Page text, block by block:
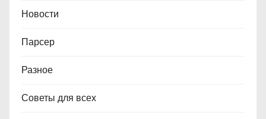
Новости
Парсер
Разное
Советы для всех